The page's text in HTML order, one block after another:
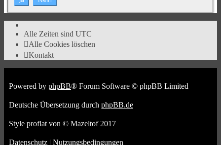
Alle Zeiten sind UTC
Alle Cookies löschen
Kontakt
Powered by phpBB® Forum Software © phpBB Limited
Deutsche Übersetzung durch phpBB.de
Style proflat von © Mazeltof2017
Datenschutz | Nutzungsbedingungen